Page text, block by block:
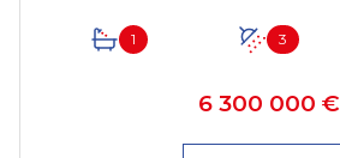
1 3
6 300 000 €